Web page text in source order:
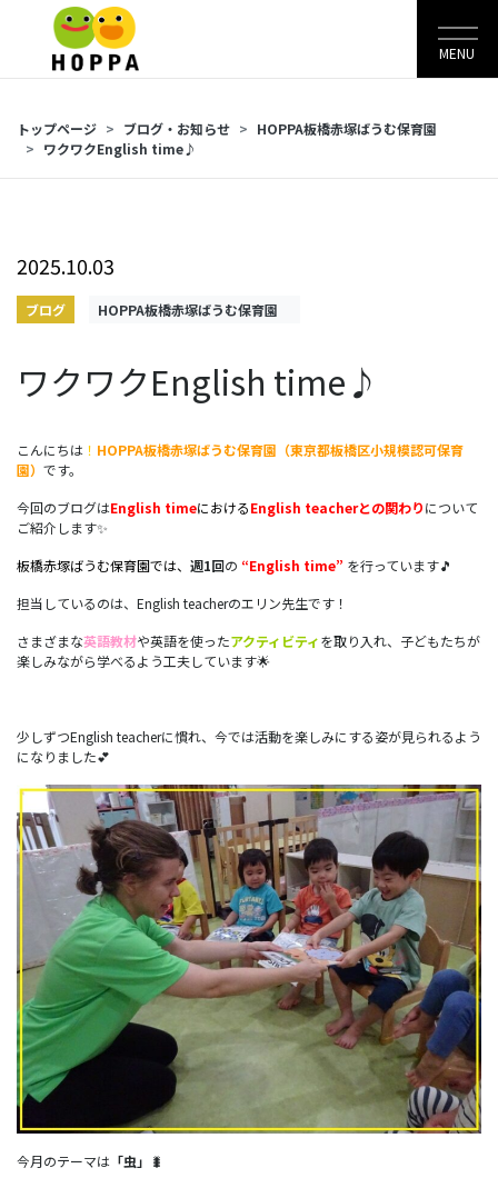
MENU
トップページ ブログ・お知らせ
HOPPA板橋赤塚ばうむ保育園
ワクワクEnglish time♪
2025.10.03
ブログ HOPPA板橋赤塚ばうむ保育園
ワクワクEnglish time♪
こんにちは ！ HOPPA板橋赤塚ばうむ保育園（東京都板橋区小規模認可保育
園） です。
今回のブログはEnglish timeにおけるEnglish teacherとの関わりについて
ご紹介します✨
板橋赤塚ばうむ保育園では、 週1回の “English time” を行っています🎵
担当しているのは、English teacherのエリン先生です！
さまざまな英語教材や英語を使ったアクティビティを取り入れ、子どもたちが
楽しみながら学べるよう工夫しています🌟
少しずつEnglish teacherに慣れ、今では活動を楽しみにする姿が見られるよう
になりました💕
今月のテーマは 「虫」 🐛